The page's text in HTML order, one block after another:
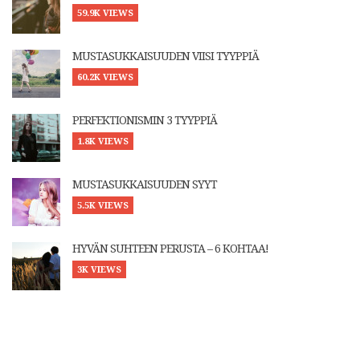
59.9K VIEWS
MUSTASUKKAISUUDEN VIISI TYYPPIÄ
60.2K VIEWS
PERFEKTIONISMIN 3 TYYPPIÄ
1.8K VIEWS
MUSTASUKKAISUUDEN SYYT
5.5K VIEWS
HYVÄN SUHTEEN PERUSTA – 6 KOHTAA!
3K VIEWS